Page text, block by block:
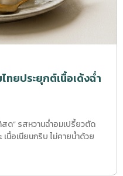
ทยประยุกต์เนื้อเด้งฉ่ำ
สด” รสหวานฉ่ำอมเปรี้ยวตัด
เนื้อเนียนกริบ ไม่คายน้ำด้วย